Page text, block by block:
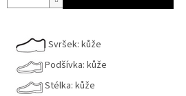
Svršek: kůže
Podšívka: kůže
Stélka: kůže